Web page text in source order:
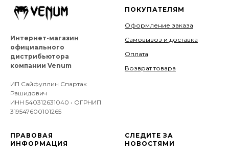
Интернет-магазин
официального
дистрибьютора
компании Venum
ИП Сайфуллин Спартак
Рашидович
ИНН 540312631040 • ОГРНИП
319547600101265
ПОКУПАТЕЛЯМ
Оформление заказа
Самовывоз и доставка
Оплата
Возврат товара
ПРАВОВАЯ
ИНФОРМАЦИЯ
СЛЕДИТЕ ЗА
НОВОСТЯМИ